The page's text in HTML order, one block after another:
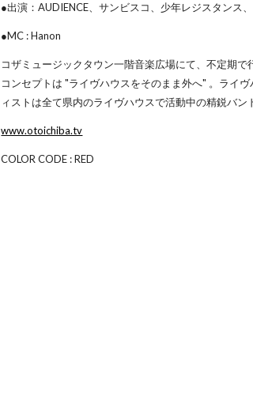
●出演：AUDIENCE、サンビスコ、少年レジスタンス
●MC : Hanon
コザミュージックタウン一階音楽広場にて、不定期
コンセプトは "ライヴハウスをそのまま外へ" 。ライ
ィストは全て県内のライヴハウスで活動中の精鋭バン
www.otoichiba.tv
COLOR CODE : RED